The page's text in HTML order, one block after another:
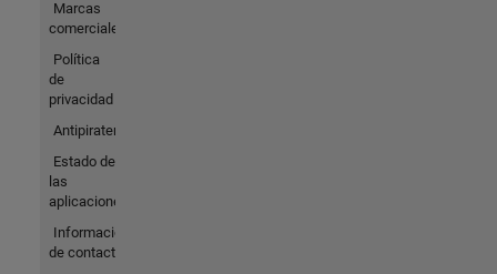
Marcas
comerciales
Política
de
privacidad
Antipiratería
Estado de
las
aplicaciones
Información
de contacto